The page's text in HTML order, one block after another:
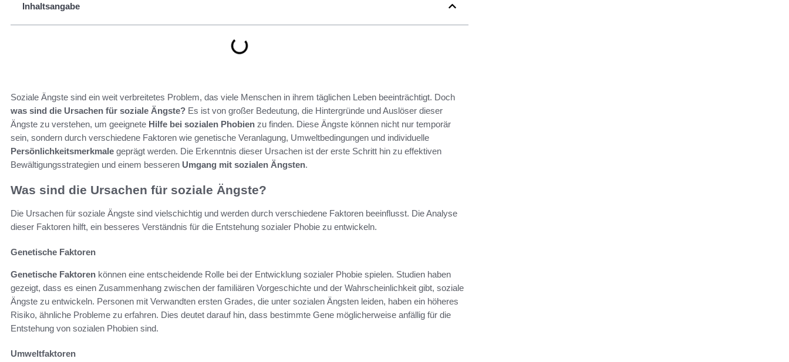
Inhaltsangabe
Soziale Ängste sind ein weit verbreitetes Problem, das viele Menschen in ihrem täglichen Leben beeinträchtigt. Doch
was sind die Ursachen für soziale Ängste? Es ist von großer Bedeutung, die Hintergründe und Auslöser dieser
Ängste zu verstehen, um geeignete Hilfe bei sozialen Phobien zu finden. Diese Ängste können nicht nur temporär
sein, sondern durch verschiedene Faktoren wie genetische Veranlagung, Umweltbedingungen und individuelle
Persönlichkeitsmerkmale geprägt werden. Die Erkenntnis dieser Ursachen ist der erste Schritt hin zu effektiven
Bewältigungsstrategien und einem besseren Umgang mit sozialen Ängsten.
Was sind die Ursachen für soziale Ängste?
Die Ursachen für soziale Ängste sind vielschichtig und werden durch verschiedene Faktoren beeinflusst. Die Analyse
dieser Faktoren hilft, ein besseres Verständnis für die Entstehung sozialer Phobie zu entwickeln.
Genetische Faktoren
Genetische Faktoren können eine entscheidende Rolle bei der Entwicklung sozialer Phobie spielen. Studien haben
gezeigt, dass es einen Zusammenhang zwischen der familiären Vorgeschichte und der Wahrscheinlichkeit gibt, soziale
Ängste zu entwickeln. Personen mit Verwandten ersten Grades, die unter sozialen Ängsten leiden, haben ein höheres
Risiko, ähnliche Probleme zu erfahren. Dies deutet darauf hin, dass bestimmte Gene möglicherweise anfällig für die
Entstehung von sozialen Phobien sind.
Umweltfaktoren